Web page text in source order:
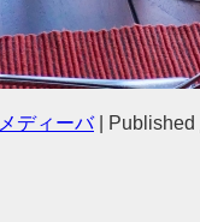
ディーバ Published